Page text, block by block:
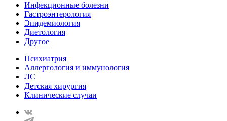
Инфекционные болезни
Гастроэнтерология
Эпидемиология
Диетология
Другое
Психиатрия
Аллергология и иммунология
ЛС
Детская хирургия
Клинические случаи